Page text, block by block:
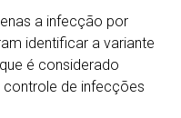
a infecção por
identificar a variante
é considerado
de infecções